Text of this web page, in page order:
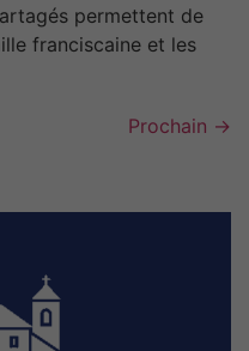
permettent de
franciscaine et les
Prochain →